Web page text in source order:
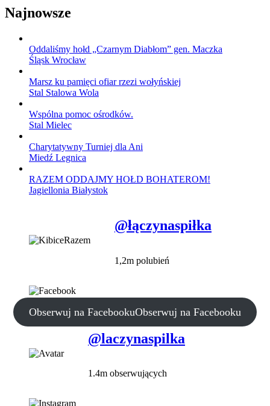
Najnowsze
Oddaliśmy hołd „Czarnym Diabłom” gen. Maczka
Śląsk Wrocław
Marsz ku pamięci ofiar rzezi wołyńskiej
Stal Stalowa Wola
Wspólna pomoc ośrodków.
Stal Mielec
Charytatywny Turniej dla Ani
Miedź Legnica
RAZEM ODDAJMY HOŁD BOHATEROM!
Jagiellonia Białystok
@łączynaspiłka
1,2m polubień
Obserwuj na FacebookuObserwuj na Facebooku
@laczynaspilka
1.4m obserwujących